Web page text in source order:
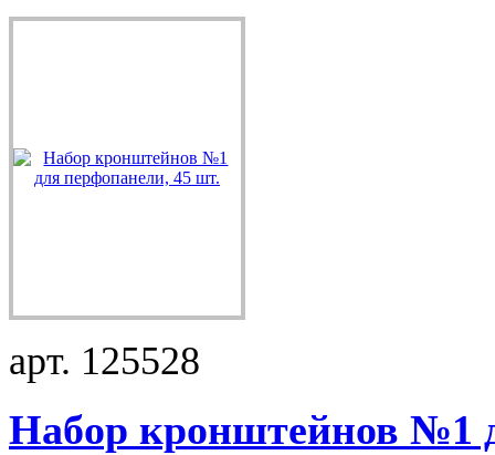
арт. 125528
Набор кронштейнов №1